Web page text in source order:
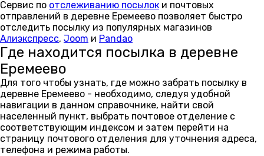
Сервис по отслеживанию посылок и почтовых
отправлений в деревне Еремеево позволяет быстро
отследить посылку из популярных магазинов
Алиэкспресс, Joom и Pandao
Где находится посылка в деревне
Еремеево
Для того чтобы узнать, где можно забрать посылку в
деревне Еремеево - необходимо, следуя удобной
навигации в данном справочнике, найти свой
населенный пункт, выбрать почтовое отделение с
соответствующим индексом и затем перейти на
страницу почтового отделения для уточнения адреса,
телефона и режима работы.